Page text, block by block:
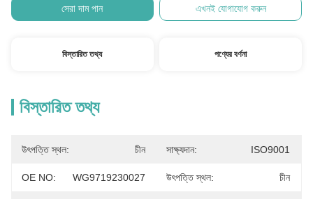
সেরা দাম পান এখনই যোগাযোগ করুন
বিস্তারিত তথ্য পণ্যের বর্ণনা
বিস্তারিত তথ্য
উৎপত্তি স্থল: চীন সাক্ষ্যদান: ISO9001
OE NO: WG9719230027 উৎপত্তি স্থল: চীন